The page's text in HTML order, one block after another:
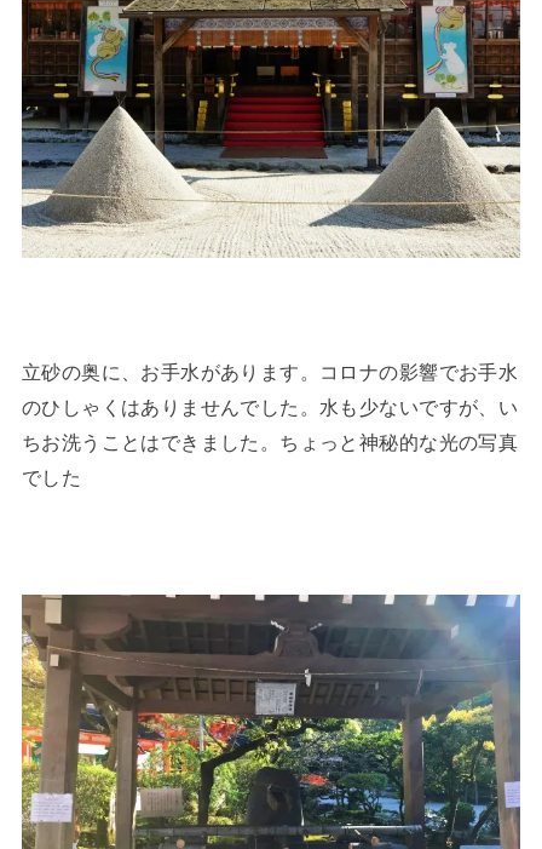
立砂の奥に、お手水があります。コロナの影響でお手水
のひしゃくはありませんでした。水も少ないですが、い
ちお洗うことはできました。ちょっと神秘的な光の写真
でした